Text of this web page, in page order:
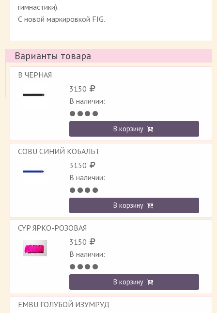
гимнастики).
С новой маркировкой FIG.
Варианты товара
B ЧЕРНАЯ
3150
В наличии:
В корзину
COBU СИНИЙ КОБАЛЬТ
3150
В наличии:
В корзину
CYP ЯРКО-РОЗОВАЯ
3150
В наличии:
В корзину
EMBU ГОЛУБОЙ ИЗУМРУД